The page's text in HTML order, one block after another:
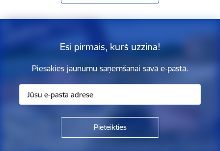
Esi pirmais, kurš uzzina!
Piesakies jaunumu saņemšanai savā e-pastā.